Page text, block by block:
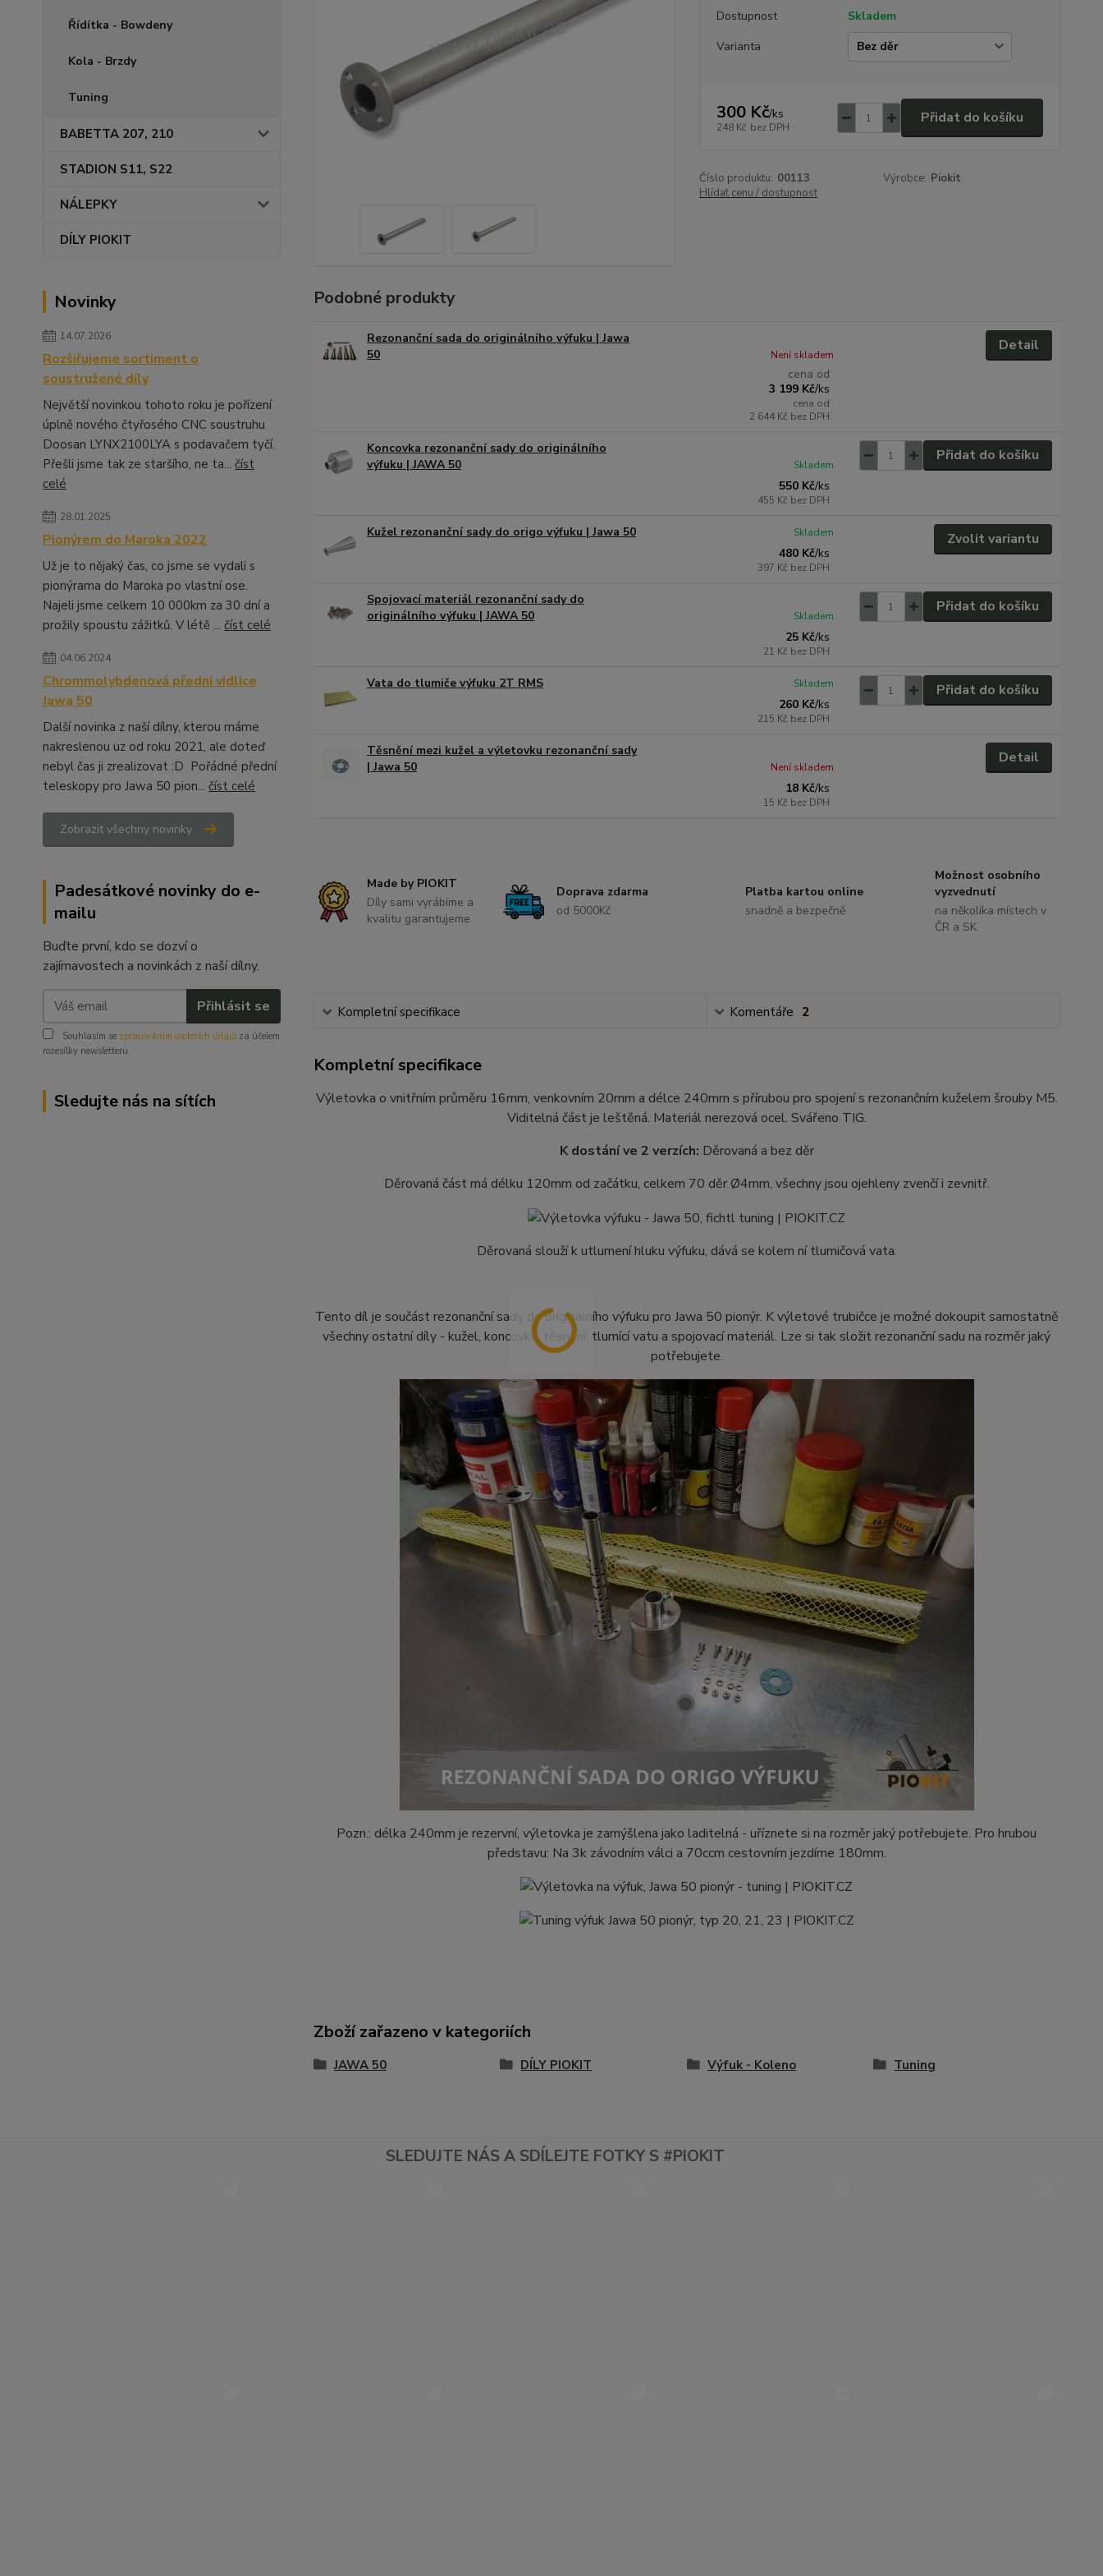
Řídítka - Bowdeny
Kola - Brzdy
Tuning
BABETTA 207, 210
STADION S11, S22
NÁLEPKY
DÍLY PIOKIT
Novinky
14.07.2026
Rozšiřujeme sortiment o
soustružené díly
Největší novinkou tohoto roku je pořízení
úplně nového čtyřosého CNC soustruhu
Doosan LYNX2100LYA s podavačem tyčí.
Přešli jsme tak ze staršího, ne ta... číst
celé
28.01.2025
Pionýrem do Maroka 2022
Už je to nějaký čas, co jsme se vydali s
pionýrama do Maroka po vlastní ose.
Najeli jsme celkem 10 000km za 30 dní a
prožily spoustu zážitků. V létě ... číst celé
04.06.2024
Chrommolybdenová přední vidlice
Jawa 50
Další novinka z naší dílny, kterou máme
nakreslenou uz od roku 2021, ale doteď
nebyl čas ji zrealizovat :D Pořádné přední
teleskopy pro Jawa 50 pion... číst celé
Zobrazit všechny novinky
Padesátkové novinky do e-
mailu
Buďte první, kdo se dozví o
zajímavostech a novinkách z naší dílny.
Přihlásit se
Souhlasím se zpracováním osobních údajů za účelem
rozesílky newsletteru.
Sledujte nás na sítích
Dostupnost
Skladem
Varianta
300 Kč/ks
248 Kč bez DPH
Přidat do košíku
Číslo produktu: 00113 Výrobce: Piokit
Hlídat cenu / dostupnost
Podobné produkty
Rezonanční sada do originálního výfuku | Jawa
50
cena od
3 199 Kč/ks
cena od
2 644 Kč bez DPH
Není skladem
Detail
Koncovka rezonanční sady do originálního
výfuku | JAWA 50
550 Kč/ks
455 Kč bez DPH
Skladem
Přidat do košíku
Kužel rezonanční sady do origo výfuku | Jawa 50
480 Kč/ks
397 Kč bez DPH
Skladem Zvolit variantu
Spojovací materiál rezonanční sady do
originálního výfuku | JAWA 50
25 Kč/ks
21 Kč bez DPH
Skladem
Přidat do košíku
Vata do tlumiče výfuku 2T RMS
260 Kč/ks
215 Kč bez DPH
Skladem Přidat do košíku
Těsnění mezi kužel a výletovku rezonanční sady
| Jawa 50
18 Kč/ks
15 Kč bez DPH
Není skladem
Detail
Made by PIOKIT
Díly sami vyrábíme a
kvalitu garantujeme
Doprava zdarma
od 5000Kč
Platba kartou online
snadně a bezpečně
Možnost osobního
vyzvednutí
na několika místech v
ČR a SK
Kompletní specifikace Komentáře 2
Kompletní specifikace
Výletovka o vnitřním průměru 16mm, venkovním 20mm a délce 240mm s přírubou pro spojení s rezonančním kuželem šrouby M5.
Viditelná část je leštěná. Materiál nerezová ocel. Svářeno TIG.
K dostání ve 2 verzích: Děrovaná a bez děr
Děrovaná část má délku 120mm od začátku, celkem 70 děr Ø4mm, všechny jsou ojehleny zvenčí i zevnitř.
Děrovaná slouží k utlumení hluku výfuku, dává se kolem ní tlumičová vata.
Tento díl je součást rezonanční sady do originálního výfuku pro Jawa 50 pionýr. K výletové trubičce je možné dokoupit samostatně
všechny ostatní díly - kužel, koncovka, těsnění, tlumící vatu a spojovací materiál. Lze si tak složit rezonanční sadu na rozměr jaký
potřebujete.
Pozn.: délka 240mm je rezervní, výletovka je zamýšlena jako laditelná - uříznete si na rozměr jaký potřebujete. Pro hrubou
představu: Na 3k závodním válci a 70ccm cestovním jezdíme 180mm.
Zboží zařazeno v kategoriích
JAWA 50 DÍLY PIOKIT Výfuk - Koleno Tuning
SLEDUJTE NÁS A SDÍLEJTE FOTKY S #PIOKIT